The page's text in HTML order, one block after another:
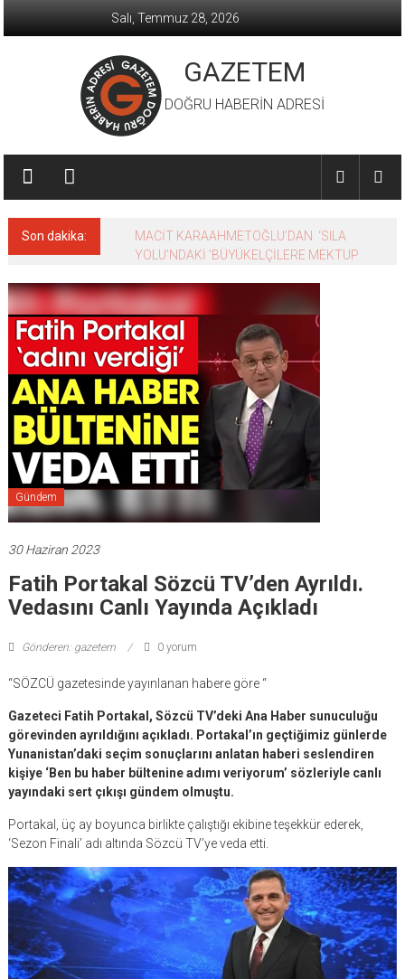
Salı, Temmuz 28, 2026
GAZETEM
DOĞRU HABERİN ADRESİ
Son dakika:
MACİT KARAAHMETOĞLU’DAN ‘SILA
YOLU’NDAKİ ’BÜYÜKELÇİLERE MEKTUP
Gündem
30 Haziran 2023
Fatih Portakal Sözcü TV’den Ayrıldı.
Vedasını Canlı Yayında Açıkladı
Gönderen: gazetem 0 yorum
“SÖZCÜ gazetesinde yayınlanan habere göre “
Gazeteci Fatih Portakal, Sözcü TV’deki Ana Haber sunuculuğu
görevinden ayrıldığını açıkladı. Portakal’ın geçtiğimiz günlerde
Yunanistan’daki seçim sonuçlarını anlatan haberi seslendiren
kişiye ‘Ben bu haber bültenine adımı veriyorum’ sözleriyle canlı
yayındaki sert çıkışı gündem olmuştu.
Portakal, üç ay boyunca birlikte çalıştığı ekibine teşekkür ederek,
‘Sezon Finali’ adı altında Sözcü TV’ye veda etti.